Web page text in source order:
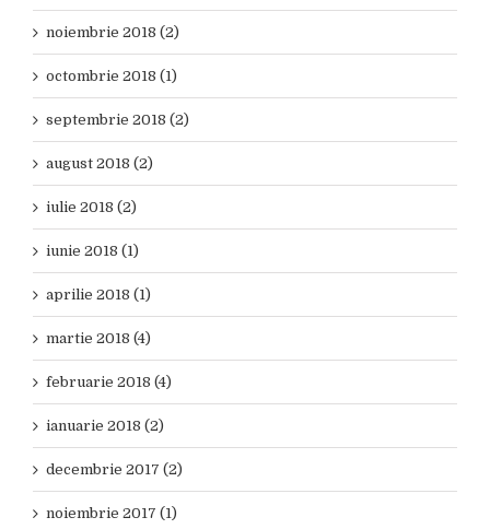
noiembrie 2018 (2)
octombrie 2018 (1)
septembrie 2018 (2)
august 2018 (2)
iulie 2018 (2)
iunie 2018 (1)
aprilie 2018 (1)
martie 2018 (4)
februarie 2018 (4)
ianuarie 2018 (2)
decembrie 2017 (2)
noiembrie 2017 (1)